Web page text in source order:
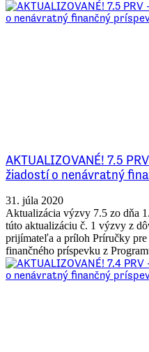
AKTUALIZOVANÉ! 7.5
žiadostí o nenávratný
31. júla 2020
Aktualizácia výzvy 7.5 zo dňa
túto aktualizáciu č. 1 výzvy z
prijímateľa a príloh Príručky
finančného príspevku z